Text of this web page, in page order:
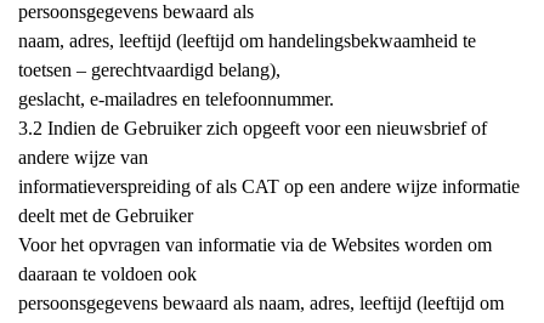
persoonsgegevens bewaard als
naam, adres, leeftijd (leeftijd om handelingsbekwaamheid te
toetsen – gerechtvaardigd belang),
geslacht, e-mailadres en telefoonnummer.
3.2 Indien de Gebruiker zich opgeeft voor een nieuwsbrief of
andere wijze van
informatieverspreiding of als CAT op een andere wijze informatie
deelt met de Gebruiker
Voor het opvragen van informatie via de Websites worden om
daaraan te voldoen ook
persoonsgegevens bewaard als naam, adres, leeftijd (leeftijd om